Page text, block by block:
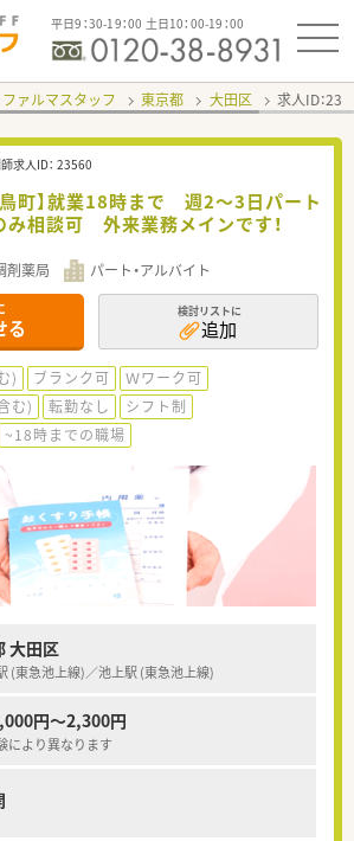
平日9：30-19：00 土日10：00-19：00
ァルマスタッフ 東京都 大田区 求人ID：
求人ID： 23560
鳥町】就業18時まで 週2～3日パート
相談可 外来業務メインです！
剤薬局 パート・アルバイト
る
検討リストに
追加
) ブランク可
Ｗワーク可
む)
転勤なし
シフト制
~18時までの職場
大田区
(東急池上線)／池上駅 (東急池上線)
円～2,300円
により異なります